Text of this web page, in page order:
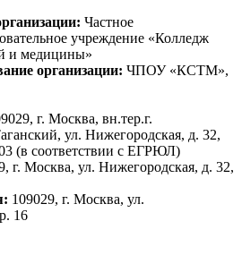
Частное
учреждение «Колледж
и медицины»
организации: ЧПОУ «КСТМ»,
г. Москва, вн.тер.г.
ул. Нижегородская, д. 32,
(в соответствии с ЕГРЮЛ)
г. Москва, ул. Нижегородская, д. 32,
109029, г. Москва, ул.
16